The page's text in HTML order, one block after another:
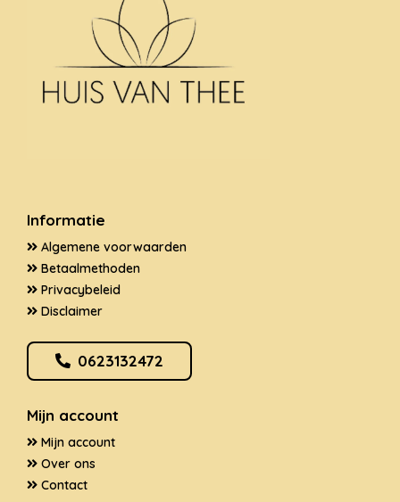
Informatie
Algemene voorwaarden
Betaalmethoden
Privacybeleid
Disclaimer
0623132472
Mijn account
Mijn account
Over ons
Contact